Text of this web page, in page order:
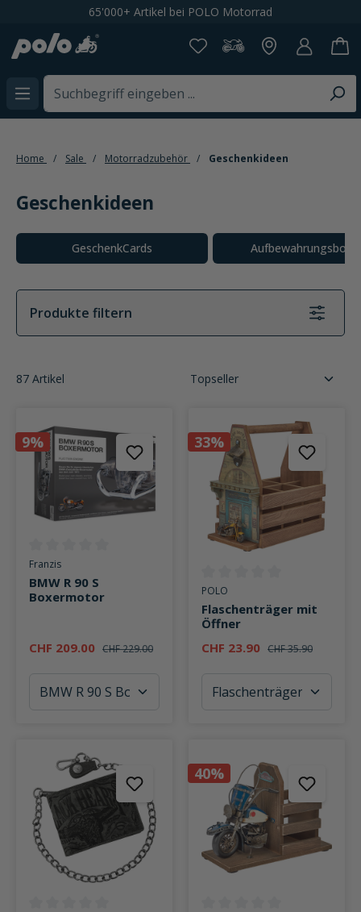
Kostenloser Versand ab CHF 199,-
Home Sale Motorradzubehör Geschenkideen
Geschenkideen
Kategoriegalerie überspringen
GeschenkCards
Produkte filtern
87 Artikel
9%
Durchschnittliche Bewertung von 0 von 5 Sternen
Franzis
BMW R 90 S
Boxermotor
CHF 209.00 CHF 229.00
33%
Durchschnittliche Bewertung
POLO
Flaschenträger mit
Öffner
CHF 23.90 CHF 35.90
40%